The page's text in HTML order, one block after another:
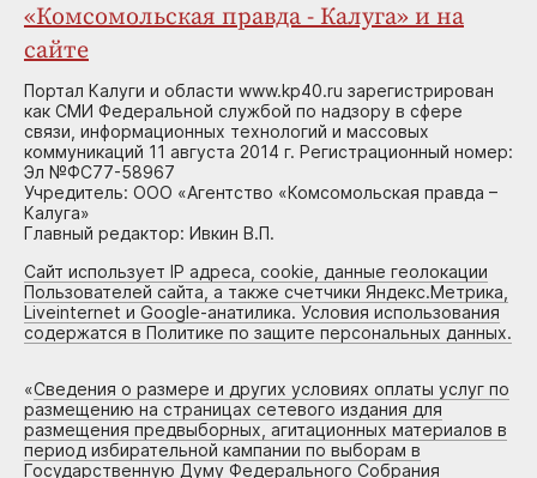
«Комсомольская правда - Калуга» и на
сайте
Портал Калуги и области www.kp40.ru зарегистрирован
как СМИ Федеральной службой по надзору в сфере
связи, информационных технологий и массовых
коммуникаций 11 августа 2014 г. Регистрационный номер:
Эл №ФС77-58967
Учредитель: ООО «Агентство «Комсомольская правда –
Калуга»
Главный редактор: Ивкин В.П.
Сайт использует IP адреса, cookie, данные геолокации
Пользователей сайта, а также счетчики Яндекс.Метрика,
Liveinternet и Google-анатилика. Условия использования
содержатся в Политике по защите персональных данных.
«Сведения о размере и других условиях оплаты услуг по
размещению на страницах сетевого издания для
размещения предвыборных, агитационных материалов в
период избирательной кампании по выборам в
Государственную Думу Федерального Собрания